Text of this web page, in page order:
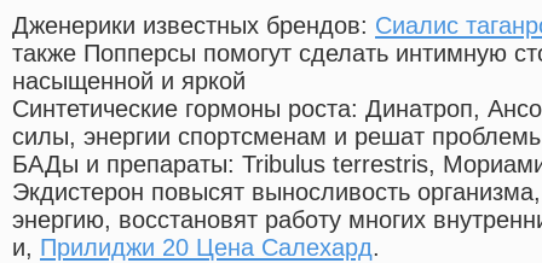
Дженерики известных брендов: Сиалис
также Попперсы помогут сделать интимную
насыщенной и яркой
Синтетические гормоны роста: Динатроп,
силы, энергии спортсменам и решат
БАДы и препараты: Tribulus terrestris,
Экдистерон повысят выносливость
энергию, восстановят работу многих
и, Прилиджи 20 Цена Салехард.